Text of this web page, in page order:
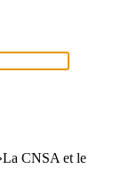
La CNSA et le